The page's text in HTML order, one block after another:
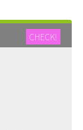
CHECK!